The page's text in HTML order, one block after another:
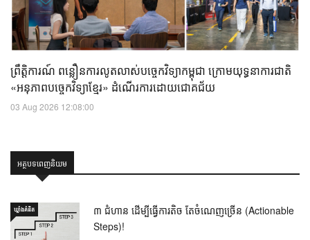
ព្រឹត្តិការណ៍ ពន្លឿនការលូតលាស់បច្ចេកវិទ្យាកម្ពុជា ក្រោមយុទ្ធនាការជាតិ
«អនុភាពបច្ចេកវិទ្យាខ្មែរ» ដំណើរការដោយជោគជ័យ
03 Aug 2026 12:08:00
អត្ថបទពេញនិយម
ឃ្លាំង​គំនិត
៣ ជំហាន ដើម្បីធ្វើការតិច តែចំណេញច្រើន (Actionable
Steps)!